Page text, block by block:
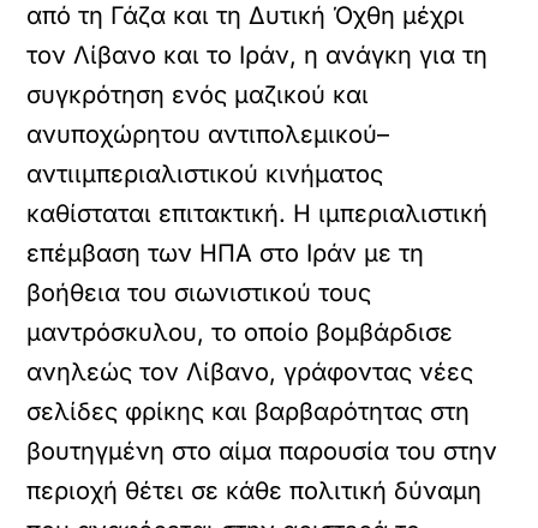
από τη Γάζα και τη Δυτική Όχθη μέχρι
τον Λίβανο και το Ιράν, η ανάγκη για τη
συγκρότηση ενός μαζικού και
ανυποχώρητου αντιπολεμικού–
αντιιμπεριαλιστικού κινήματος
καθίσταται επιτακτική. Η ιμπεριαλιστική
επέμβαση των ΗΠΑ στο Ιράν με τη
βοήθεια του σιωνιστικού τους
μαντρόσκυλου, το οποίο βομβάρδισε
ανηλεώς τον Λίβανο, γράφοντας νέες
σελίδες φρίκης και βαρβαρότητας στη
βουτηγμένη στο αίμα παρουσία του στην
περιοχή θέτει σε κάθε πολιτική δύναμη